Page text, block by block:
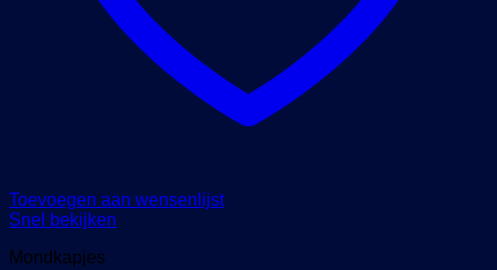
Toevoegen aan wensenlijst
Snel bekijken
Mondkapjes